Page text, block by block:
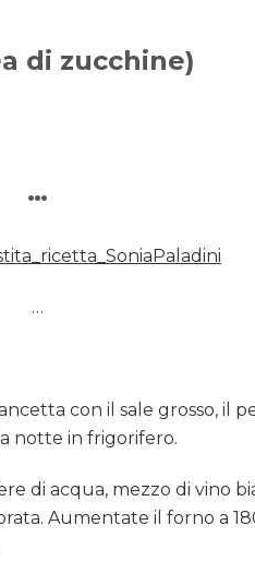
di zucchine)
…
…
con il sale grosso, il
notte in frigorifero.
di acqua, mezzo di vino
Aumentate il forno a